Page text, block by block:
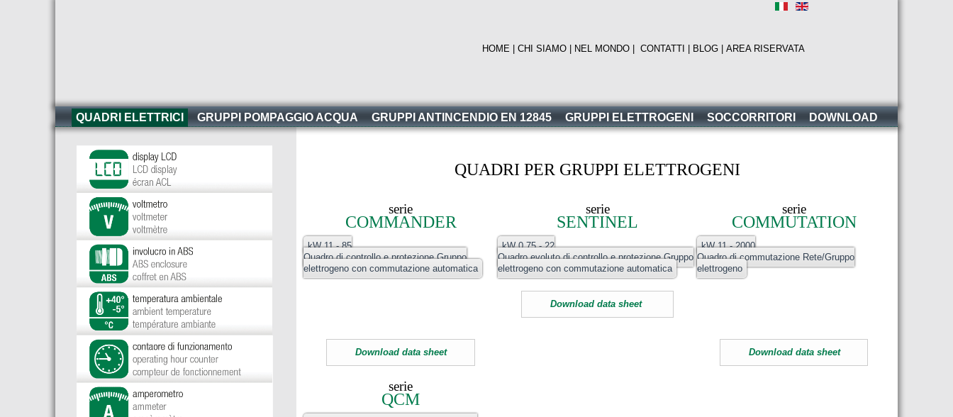
HOME CHI SIAMO| NEL MONDO CONTATTI | BLOG | AREA RISERVATA
QUADRI ELETTRICI GRUPPI POMPAGGIO ACQUA GRUPPI ANTINCENDIO EN 12845 GRUPPI ELETTROGENI SOCCORRITORI DOWNLOAD
QUADRI PER GRUPPI ELETTROGENI
serie
COMMANDER
kW 11 - 85
Quadro di controllo e protezione Gruppo
elettrogeno con commutazione automatica
Download data sheet
serie
SENTINEL
kW 0.75 - 22
Quadro evoluto di controllo e protezione Gruppo
elettrogeno con commutazione automatica
Download data sheet
serie
COMMUTATION
kW 11 - 2000
Quadro di commutazione Rete/Gruppo
elettrogeno
Download data sheet
serie
QCM